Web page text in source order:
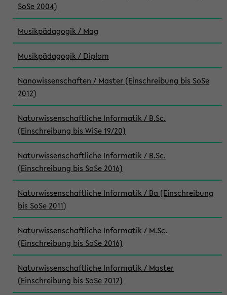
SoSe 2004)
Musikpädagogik / Mag
Musikpädagogik / Diplom
Nanowissenschaften / Master (Einschreibung bis SoSe
2012)
Naturwissenschaftliche Informatik / B.Sc.
(Einschreibung bis WiSe 19/20)
Naturwissenschaftliche Informatik / B.Sc.
(Einschreibung bis SoSe 2016)
Naturwissenschaftliche Informatik / Ba (Einschreibung
bis SoSe 2011)
Naturwissenschaftliche Informatik / M.Sc.
(Einschreibung bis SoSe 2016)
Naturwissenschaftliche Informatik / Master
(Einschreibung bis SoSe 2012)